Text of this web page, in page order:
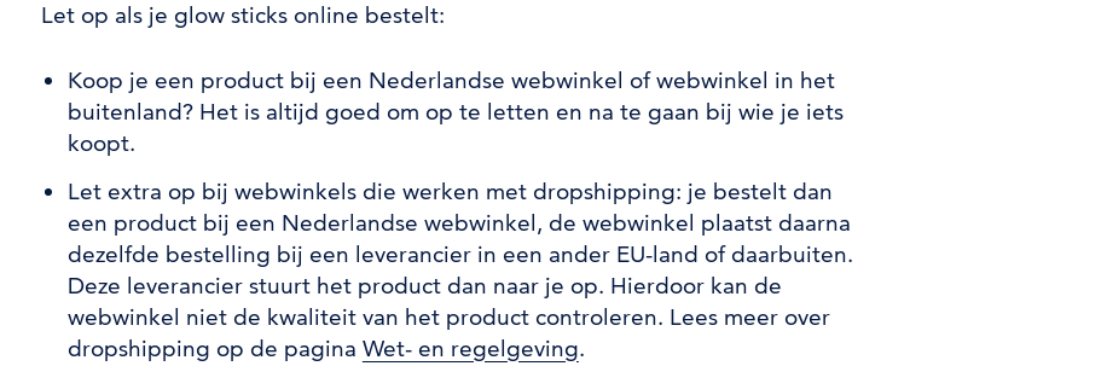
Let op als je glow sticks online bestelt:
Koop je een product bij een Nederlandse webwinkel of webwinkel in het
buitenland? Het is altijd goed om op te letten en na te gaan bij wie je iets
koopt.
Let extra op bij webwinkels die werken met dropshipping: je bestelt dan
een product bij een Nederlandse webwinkel, de webwinkel plaatst daarna
dezelfde bestelling bij een leverancier in een ander EU-land of daarbuiten.
Deze leverancier stuurt het product dan naar je op. Hierdoor kan de
webwinkel niet de kwaliteit van het product controleren. Lees meer over
dropshipping op de pagina Wet- en regelgeving.